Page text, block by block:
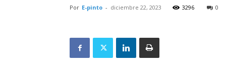
Por E-pinto - diciembre 22, 2023 3296 0